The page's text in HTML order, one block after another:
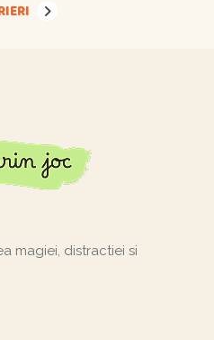
magiei, distractiei si